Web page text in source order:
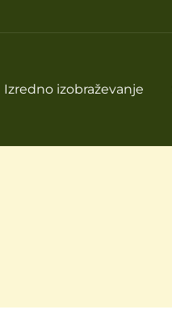
Izredno izobraževanje